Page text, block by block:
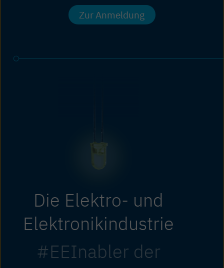
Zur Anmeldung
Die Elektro- und
Elektronikindustrie
#EEInabler der